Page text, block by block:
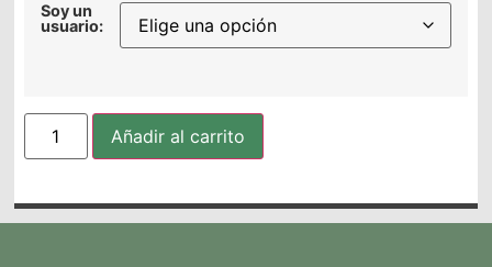
Soy un
usuario:
Añadir al carrito